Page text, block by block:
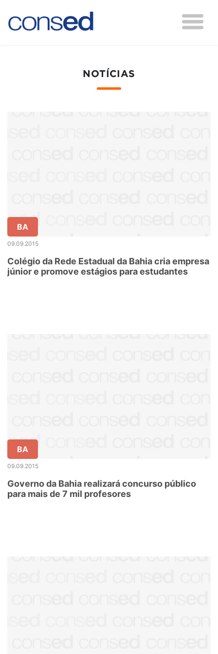
NOTÍCIAS
BA
09.09.2015
Colégio da Rede Estadual da Bahia cria empresa
júnior e promove estágios para estudantes
BA
09.09.2015
Governo da Bahia realizará concurso público
para mais de 7 mil profesores